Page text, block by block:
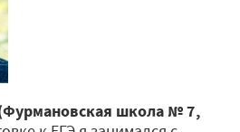
школа № 7,